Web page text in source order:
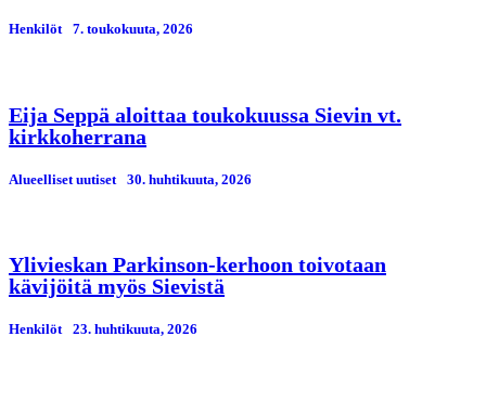
Henkilöt 7. toukokuuta, 2026
Eija Seppä aloittaa toukokuussa Sievin vt.
kirkkoherrana
Alueelliset uutiset 30. huhtikuuta, 2026
Ylivieskan Parkinson-kerhoon toivotaan
kävijöitä myös Sievistä
Henkilöt 23. huhtikuuta, 2026